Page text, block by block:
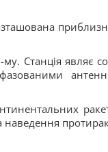
Станція являє
наведення